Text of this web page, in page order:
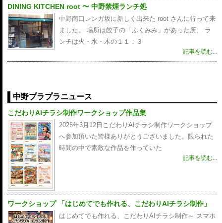
DINING KITCHEN root 〜 中野禁煙ランチ処
中野南口レンガ坂に新しく出来た root さんに行って来
ました。 場所は餃子の「ふくみみ」があった所。 ラ
ンチは火・水・木の１１：３
記事を読む...
中野プラプラニュース
こだわりAIチラシ制作ワークショップ作品集
2026年3月12日こだわりAIチラシ制作ワークショップ
へ参加頂いた皆様ありがとうございました。限られた
時間の中で素敵な作品を作っていた
記事を読む...
ワークショップ 「はじめてでも作れる、こだわりAIチラシ制作」
はじめてでも作れる、こだわりAIチラシ制作～ スマホ